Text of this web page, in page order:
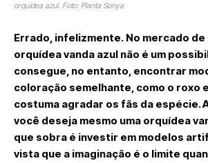
orquídea azul. Foto: Planta Sonya
Errado, infelizmente. No mercado
orquídea vanda azul não é um
consegue, no entanto, encontrar
coloração semelhante, como o roxo
costuma agradar os fãs da espécie.
você deseja mesmo uma orquídea
que sobra é investir em modelos
vista que a imaginação é o limite